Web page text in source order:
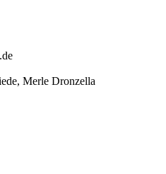
Merle Dronzella